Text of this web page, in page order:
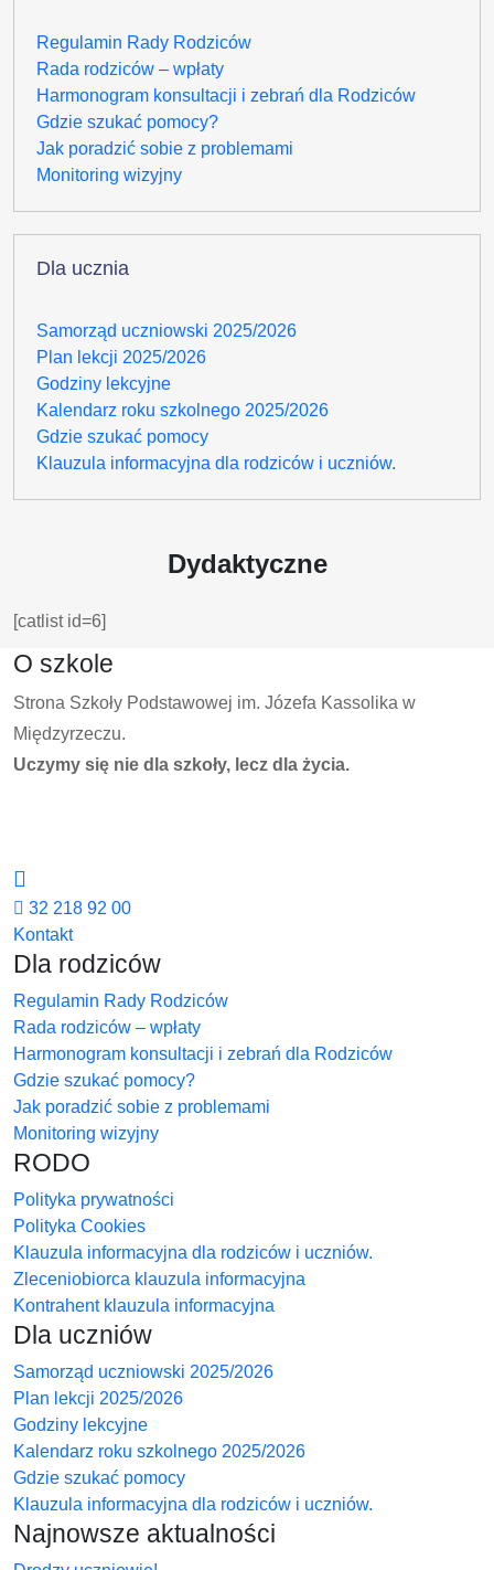
Regulamin Rady Rodziców
Rada rodziców – wpłaty
Harmonogram konsultacji i zebrań dla Rodziców
Gdzie szukać pomocy?
Jak poradzić sobie z problemami
Monitoring wizyjny
Dla ucznia
Samorząd uczniowski 2025/2026
Plan lekcji 2025/2026
Godziny lekcyjne
Kalendarz roku szkolnego 2025/2026
Gdzie szukać pomocy
Klauzula informacyjna dla rodziców i uczniów.
Dydaktyczne
[catlist id=6]
O szkole
Strona Szkoły Podstawowej im. Józefa Kassolika w
Międzyrzeczu.
Uczymy się nie dla szkoły, lecz dla życia.
32 218 92 00
Kontakt
Dla rodziców
Regulamin Rady Rodziców
Rada rodziców – wpłaty
Harmonogram konsultacji i zebrań dla Rodziców
Gdzie szukać pomocy?
Jak poradzić sobie z problemami
Monitoring wizyjny
RODO
Polityka prywatności
Polityka Cookies
Klauzula informacyjna dla rodziców i uczniów.
Zleceniobiorca klauzula informacyjna
Kontrahent klauzula informacyjna
Dla uczniów
Samorząd uczniowski 2025/2026
Plan lekcji 2025/2026
Godziny lekcyjne
Kalendarz roku szkolnego 2025/2026
Gdzie szukać pomocy
Klauzula informacyjna dla rodziców i uczniów.
Najnowsze aktualności